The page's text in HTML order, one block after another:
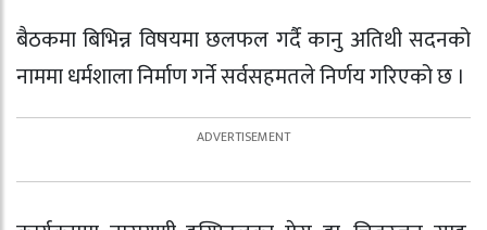
बैठकमा बिभिन्न विषयमा छलफल गर्दै कानु अतिथी सदनको
नाममा धर्मशाला निर्माण गर्ने सर्वसहमतले निर्णय गरिएको छ ।